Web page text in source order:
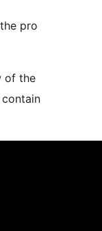
pro
of the